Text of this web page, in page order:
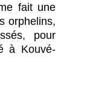
fait une
orphelins,
pour
à Kouvé-